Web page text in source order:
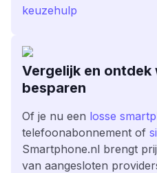
keuzehulp
Vergelijk en ontdek
besparen
Of je nu een losse
telefoonabonnement of
Smartphone.nl brengt
van aangesloten